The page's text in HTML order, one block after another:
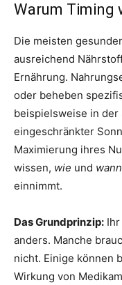
Warum Timing
Die meisten
ausreichend
Ernährung.
oder beheben
beispielsweise in der
eingeschränkter
Maximierung ihres
wissen, wie und wann
einnimmt.
Das Grundprinzip:
anders. Manche
nicht. Einige können
Wirkung von